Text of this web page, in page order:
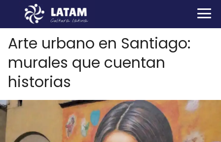
Arte urbano en Santiago:
murales que cuentan
historias